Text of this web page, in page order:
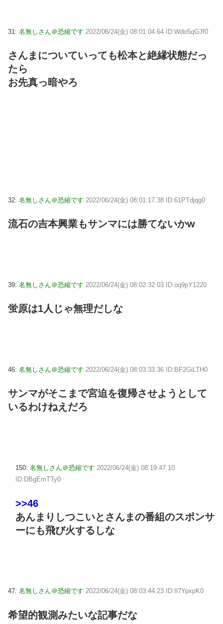
31: 名無しさん＠恐縮です 2022/06/24(金) 08:01:04.64 ID:Wdo5qGJf0
さんまについていっても松本と絶縁状態だっ
たら
お先真っ暗やろ
32: 名無しさん＠恐縮です 2022/06/24(金) 08:01:17.38 ID:61PTdjqg0
流石の吉本興業もサンマには勝てないかw
39: 名無しさん＠恐縮です 2022/06/24(金) 08:02:32.03 ID:oq9pY1220
蛍原は1人じゃ無理だしな
46: 名無しさん＠恐縮です 2022/06/24(金) 08:03:33.36 ID:BF2GiLTH0
サンマがそこまで宮迫を復帰させようとして
いるわけねえだろ
150: 名無しさん＠恐縮です 2022/06/24(金) 08:19:47.10
ID:DBgEmTTy0
>>46
あんまりしつこいとさんまの番組のスポンサ
ーにも飛び火するしな
47: 名無しさん＠恐縮です 2022/06/24(金) 08:03:44.23 ID:Il7YpxpK0
希望的観測みたいな記事だな